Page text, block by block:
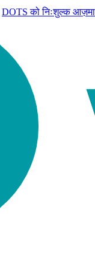
DOTS को निःशुल्क